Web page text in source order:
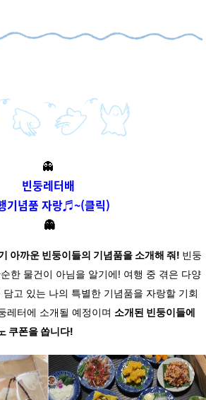
👻
빈둥레터배
기념품 자랑♬~(클릭)
👻
아까운 빈둥이들의 기념품을 소개해 줘! 빈둥
한 물건이 아님을 알기에! 여행 중 겪은 다양
담고 있는 나의 특별한 기념품을 자랑할 기회
레터에 소개될 예정이며 소개된 빈둥이들에
쿠폰을 쏩니다!